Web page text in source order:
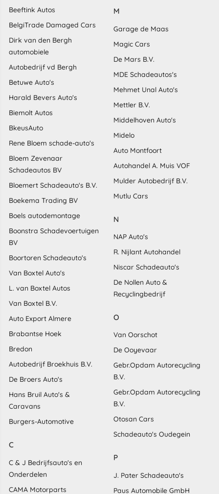
Beeftink Autos
BelgiTrade Damaged Cars
Dirk van den Bergh
automobiele
Autobedrijf vd Bergh
Betuwe Auto's
Harald Bevers Auto's
Biemolt Autos
BkeusAuto
Rene Bloem schade-auto's
Bloem Zevenaar
Schadeautos BV
Bloemert Schadeauto's B.V.
Boekema Trading BV
Boels autodemontage
Boonstra Schadevoertuigen
BV
Boortoren Schadeauto's
Van Boxtel Auto's
L. van Boxtel Autos
Van Boxtel B.V.
Auto Export Almere
Brabantse Hoek
Bredon
Autobedrijf Broekhuis B.V.
De Broers Auto's
Hans Bruil Auto's &
Caravans
Burgers-Automotive
C
C & J Bedrijfsauto's en
Onderdelen
CAMA Motorparts
M
Garage de Maas
Magic Cars
De Mars B.V.
MDE Schadeautos's
Mehmet Unal Auto's
Mettler B.V.
Middelhoven Auto's
Midelo
Auto Montfoort
Autohandel A. Muis VOF
Mulder Autobedrijf B.V.
Mutlu Cars
N
NAP Auto's
R. Nijlant Autohandel
Niscar Schadeauto's
De Nollen Auto &
Recyclingbedrijf
O
Van Oorschot
De Ooyevaar
Gebr.Opdam Autorecycling
B.V.
Gebr.Opdam Autorecycling
B.V.
Otosan Cars
Schadeauto's Oudegein
P
J. Pater Schadeauto's
Paus Automobile GmbH